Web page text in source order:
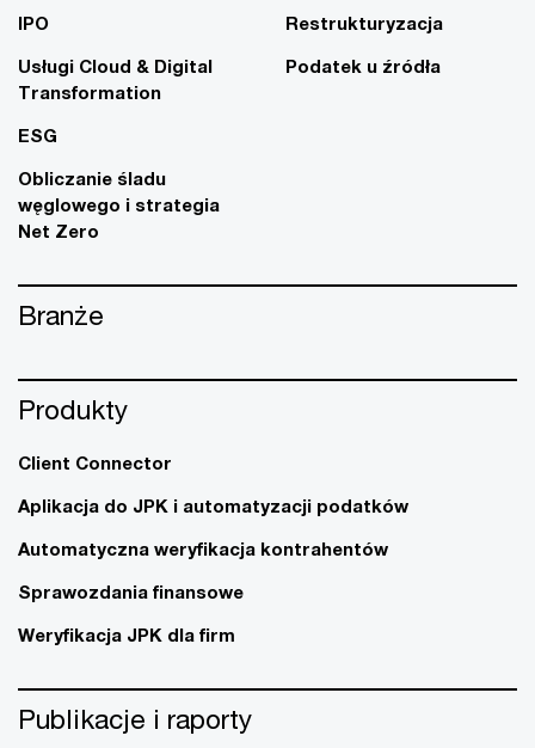
IPO
Usługi Cloud & Digital
Transformation
ESG
Obliczanie śladu
węglowego i strategia
Net Zero
Restrukturyzacja
Podatek u źródła
Branże
Produkty
Client Connector
Aplikacja do JPK i automatyzacji podatków
Automatyczna weryfikacja kontrahentów
Sprawozdania finansowe
Weryfikacja JPK dla firm
Publikacje i raporty